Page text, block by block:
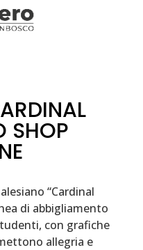
SHOP
“Cardinal
di abbigliamento
con grafiche
allegria e